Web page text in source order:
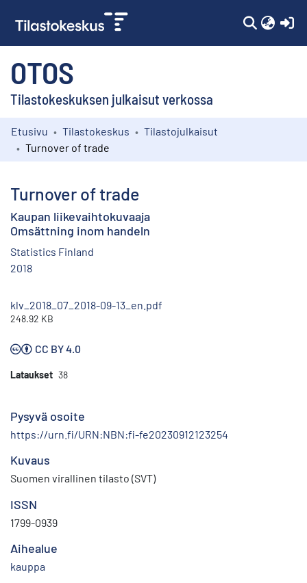
OTOS
Tilastokeskuksen julkaisut verkossa
Kokoelmat
Etusivu Tilastokeskus
Tilastojulkaisut
Turnover of trade
Turnover of trade
Kaupan liikevaihtokuvaaja
Omsättning inom handeln
Statistics Finland
2018
klv_2018_07_2018-09-13_en.pdf
248.92 KB
CC BY 4.0
Lataukset 38
Pysyvä osoite
https://urn.fi/URN:NBN:fi-fe20230912123254
Kuvaus
Suomen virallinen tilasto (SVT)
ISSN
1799-0939
Aihealue
kauppa